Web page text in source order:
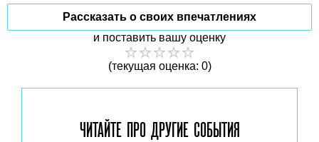
Рассказать о своих впечатлениях
и поставить вашу оценку
(текущая оценка: 0)
ЧИТАЙТЕ ПРО ДРУГИЕ СОБЫТИЯ